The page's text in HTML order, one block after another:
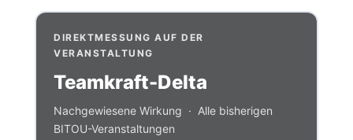
DIREKTMESSUNG AUF DER
VERANSTALTUNG
Teamkraft-Delta
Nachgewiesene Wirkung · Alle bisherigen
BITOU-Veranstaltungen